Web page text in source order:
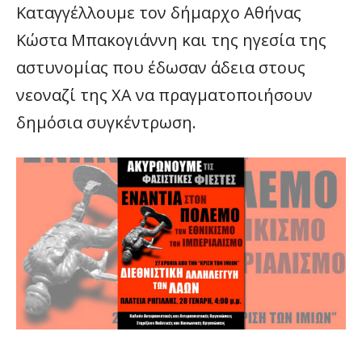
Καταγγέλλουμε τον δήμαρχο Αθήνας
Κώστα Μπακογιάννη και της ηγεσία της
αστυνομίας που έδωσαν άδεια στους
νεοναζί της ΧΑ να πραγματοποιήσουν
δημόσια συγκέντρωση.